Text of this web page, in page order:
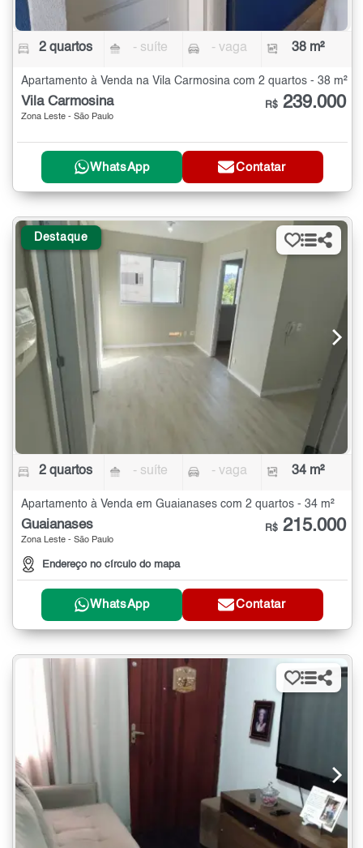
2 quartos - suíte - vaga 38 m²
Apartamento à Venda na Vila Carmosina com 2 quartos - 38 m²
Vila Carmosina
Zona Leste - São Paulo
R$ 239.000
WhatsApp Contatar
Destaque
2 quartos - suíte - vaga 34 m²
Apartamento à Venda em Guaianases com 2 quartos - 34 m²
Guaianases
Zona Leste - São Paulo
Endereço no círculo do mapa
R$ 215.000
WhatsApp Contatar